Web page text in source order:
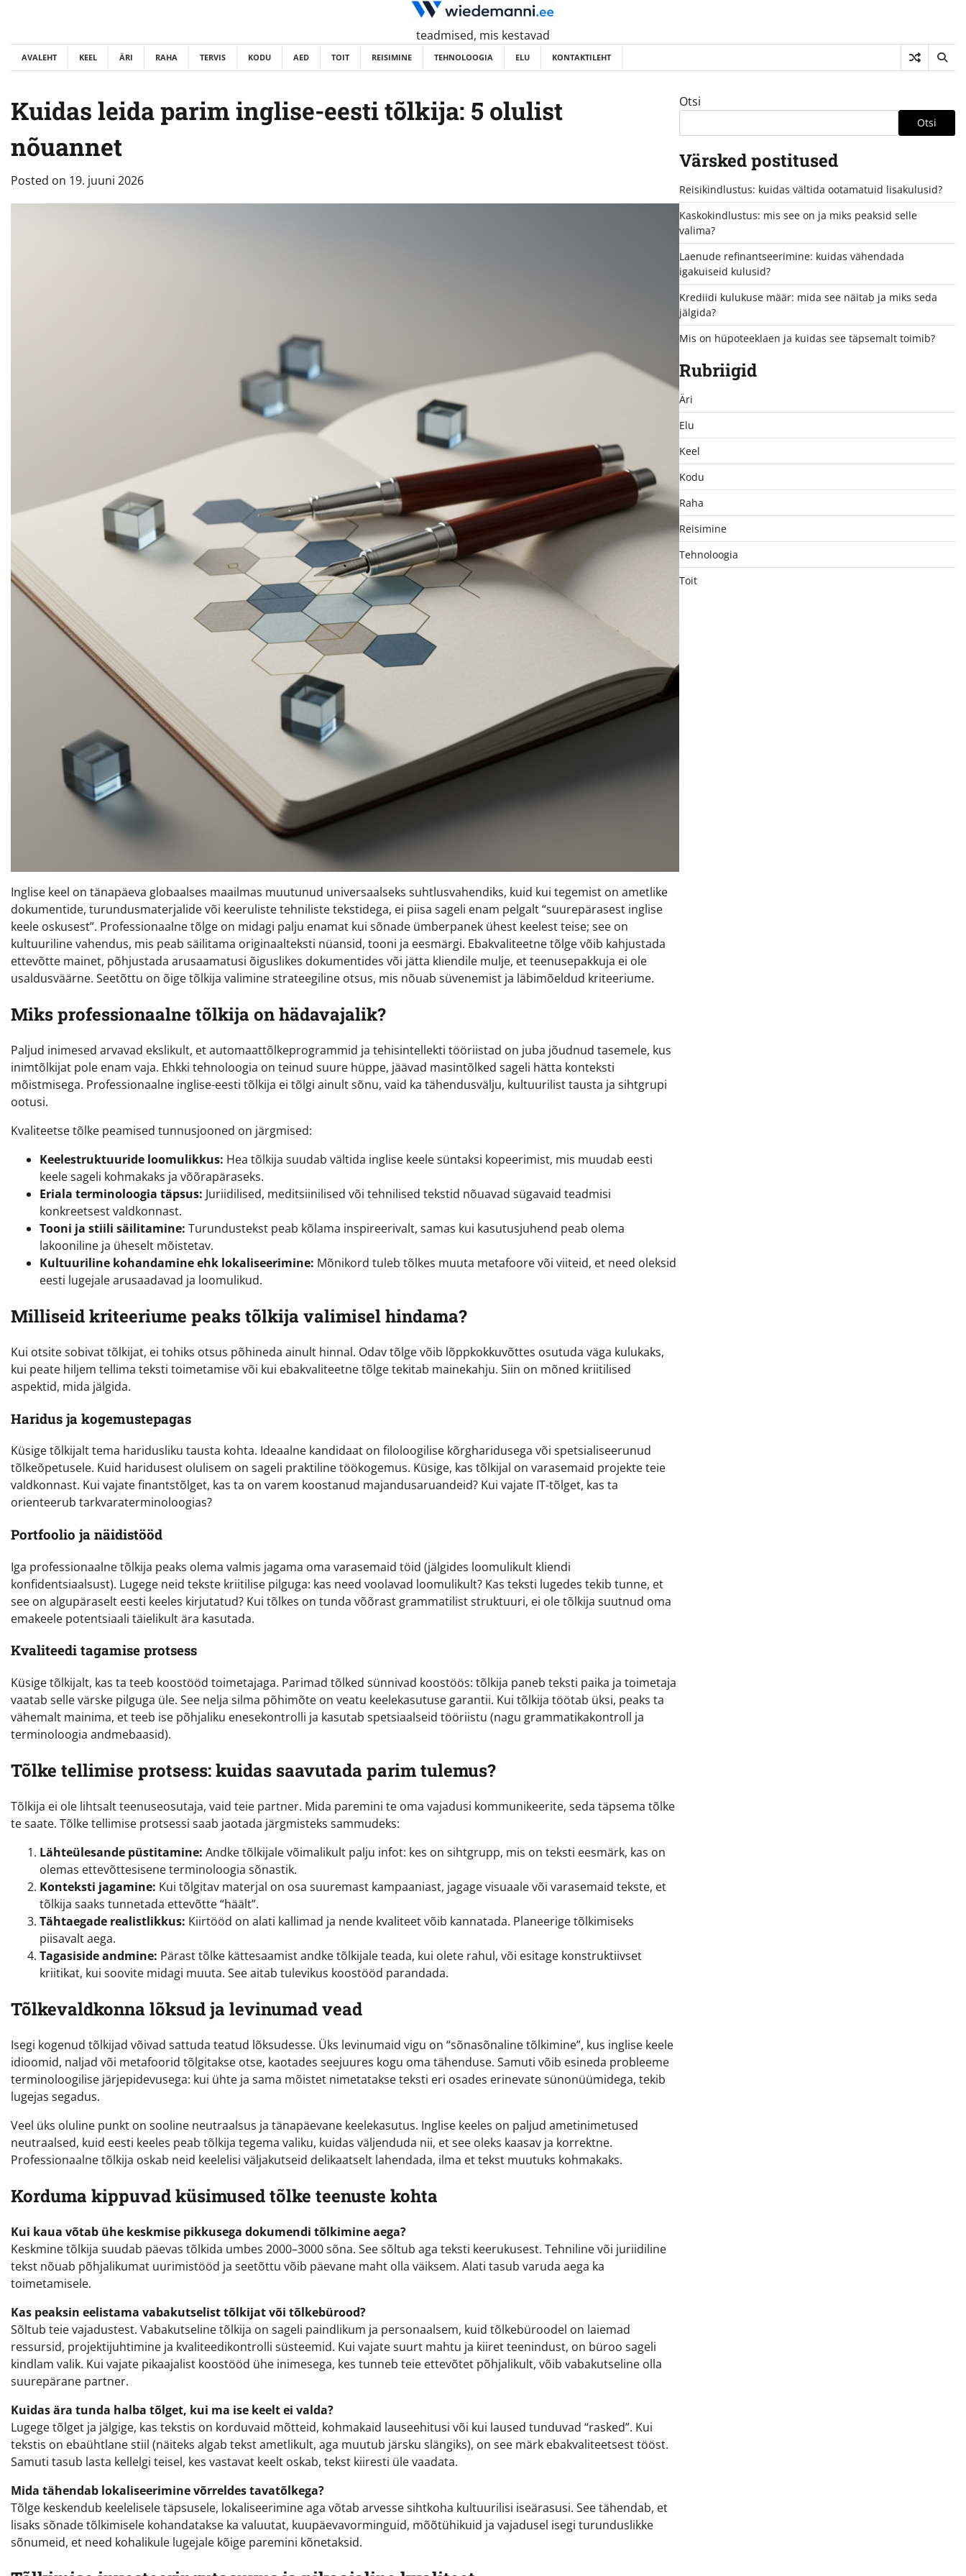
content
teadmised, mis kestavad
AVALEHT KEEL ÄRI RAHA TERVIS KODU AED TOIT REISIMINE TEHNOLOOGIA ELU KONTAKTILEHT
Kuidas leida parim inglise-eesti tõlkija: 5 olulist
nõuannet
Posted on 19. juuni 2026
Inglise keel on tänapäeva globaalses maailmas muutunud universaalseks suhtlusvahendiks, kuid kui tegemist on ametlike
dokumentide, turundusmaterjalide või keeruliste tehniliste tekstidega, ei piisa sageli enam pelgalt “suurepärasest inglise
keele oskusest”. Professionaalne tõlge on midagi palju enamat kui sõnade ümberpanek ühest keelest teise; see on
kultuuriline vahendus, mis peab säilitama originaalteksti nüansid, tooni ja eesmärgi. Ebakvaliteetne tõlge võib kahjustada
ettevõtte mainet, põhjustada arusaamatusi õiguslikes dokumentides või jätta kliendile mulje, et teenusepakkuja ei ole
usaldusväärne. Seetõttu on õige tõlkija valimine strateegiline otsus, mis nõuab süvenemist ja läbimõeldud kriteeriume.
Miks professionaalne tõlkija on hädavajalik?
Paljud inimesed arvavad ekslikult, et automaattõlkeprogrammid ja tehisintellekti tööriistad on juba jõudnud tasemele, kus
inimtõlkijat pole enam vaja. Ehkki tehnoloogia on teinud suure hüppe, jäävad masintõlked sageli hätta konteksti
mõistmisega. Professionaalne inglise-eesti tõlkija ei tõlgi ainult sõnu, vaid ka tähendusvälju, kultuurilist tausta ja sihtgrupi
ootusi.
Kvaliteetse tõlke peamised tunnusjooned on järgmised:
Keelestruktuuride loomulikkus: Hea tõlkija suudab vältida inglise keele süntaksi kopeerimist, mis muudab eesti
keele sageli kohmakaks ja võõrapäraseks.
Eriala terminoloogia täpsus: Juriidilised, meditsiinilised või tehnilised tekstid nõuavad sügavaid teadmisi
konkreetsest valdkonnast.
Tooni ja stiili säilitamine: Turundustekst peab kõlama inspireerivalt, samas kui kasutusjuhend peab olema
lakooniline ja üheselt mõistetav.
Kultuuriline kohandamine ehk lokaliseerimine: Mõnikord tuleb tõlkes muuta metafoore või viiteid, et need oleksid
eesti lugejale arusaadavad ja loomulikud.
Milliseid kriteeriume peaks tõlkija valimisel hindama?
Kui otsite sobivat tõlkijat, ei tohiks otsus põhineda ainult hinnal. Odav tõlge võib lõppkokkuvõttes osutuda väga kulukaks,
kui peate hiljem tellima teksti toimetamise või kui ebakvaliteetne tõlge tekitab mainekahju. Siin on mõned kriitilised
aspektid, mida jälgida.
Haridus ja kogemustepagas
Küsige tõlkijalt tema haridusliku tausta kohta. Ideaalne kandidaat on filoloogilise kõrgharidusega või spetsialiseerunud
tõlkeõpetusele. Kuid haridusest olulisem on sageli praktiline töökogemus. Küsige, kas tõlkijal on varasemaid projekte teie
valdkonnast. Kui vajate finantstõlget, kas ta on varem koostanud majandusaruandeid? Kui vajate IT-tõlget, kas ta
orienteerub tarkvaraterminoloogias?
Portfoolio ja näidistööd
Iga professionaalne tõlkija peaks olema valmis jagama oma varasemaid töid (jälgides loomulikult kliendi
konfidentsiaalsust). Lugege neid tekste kriitilise pilguga: kas need voolavad loomulikult? Kas teksti lugedes tekib tunne, et
see on algupäraselt eesti keeles kirjutatud? Kui tõlkes on tunda võõrast grammatilist struktuuri, ei ole tõlkija suutnud oma
emakeele potentsiaali täielikult ära kasutada.
Kvaliteedi tagamise protsess
Küsige tõlkijalt, kas ta teeb koostööd toimetajaga. Parimad tõlked sünnivad koostöös: tõlkija paneb teksti paika ja toimetaja
vaatab selle värske pilguga üle. See nelja silma põhimõte on veatu keelekasutuse garantii. Kui tõlkija töötab üksi, peaks ta
vähemalt mainima, et teeb ise põhjaliku enesekontrolli ja kasutab spetsiaalseid tööriistu (nagu grammatikakontroll ja
terminoloogia andmebaasid).
Tõlke tellimise protsess: kuidas saavutada parim tulemus?
Tõlkija ei ole lihtsalt teenuseosutaja, vaid teie partner. Mida paremini te oma vajadusi kommunikeerite, seda täpsema tõlke
te saate. Tõlke tellimise protsessi saab jaotada järgmisteks sammudeks:
Lähteülesande püstitamine: Andke tõlkijale võimalikult palju infot: kes on sihtgrupp, mis on teksti eesmärk, kas on
olemas ettevõttesisene terminoloogia sõnastik.
Konteksti jagamine: Kui tõlgitav materjal on osa suuremast kampaaniast, jagage visuaale või varasemaid tekste, et
tõlkija saaks tunnetada ettevõtte “häält”.
Tähtaegade realistlikkus: Kiirtööd on alati kallimad ja nende kvaliteet võib kannatada. Planeerige tõlkimiseks
piisavalt aega.
Tagasiside andmine: Pärast tõlke kättesaamist andke tõlkijale teada, kui olete rahul, või esitage konstruktiivset
kriitikat, kui soovite midagi muuta. See aitab tulevikus koostööd parandada.
Tõlkevaldkonna lõksud ja levinumad vead
Isegi kogenud tõlkijad võivad sattuda teatud lõksudesse. Üks levinumaid vigu on “sõnasõnaline tõlkimine”, kus inglise keele
idioomid, naljad või metafoorid tõlgitakse otse, kaotades seejuures kogu oma tähenduse. Samuti võib esineda probleeme
terminoloogilise järjepidevusega: kui ühte ja sama mõistet nimetatakse teksti eri osades erinevate sünonüümidega, tekib
lugejas segadus.
Veel üks oluline punkt on sooline neutraalsus ja tänapäevane keelekasutus. Inglise keeles on paljud ametinimetused
neutraalsed, kuid eesti keeles peab tõlkija tegema valiku, kuidas väljenduda nii, et see oleks kaasav ja korrektne.
Professionaalne tõlkija oskab neid keelelisi väljakutseid delikaatselt lahendada, ilma et tekst muutuks kohmakaks.
Korduma kippuvad küsimused tõlke teenuste kohta
Kui kaua võtab ühe keskmise pikkusega dokumendi tõlkimine aega?
Keskmine tõlkija suudab päevas tõlkida umbes 2000–3000 sõna. See sõltub aga teksti keerukusest. Tehniline või juriidiline
tekst nõuab põhjalikumat uurimistööd ja seetõttu võib päevane maht olla väiksem. Alati tasub varuda aega ka
toimetamisele.
Kas peaksin eelistama vabakutselist tõlkijat või tõlkebürood?
Sõltub teie vajadustest. Vabakutseline tõlkija on sageli paindlikum ja personaalsem, kuid tõlkebüroodel on laiemad
ressursid, projektijuhtimine ja kvaliteedikontrolli süsteemid. Kui vajate suurt mahtu ja kiiret teenindust, on büroo sageli
kindlam valik. Kui vajate pikaajalist koostööd ühe inimesega, kes tunneb teie ettevõtet põhjalikult, võib vabakutseline olla
suurepärane partner.
Kuidas ära tunda halba tõlget, kui ma ise keelt ei valda?
Lugege tõlget ja jälgige, kas tekstis on korduvaid mõtteid, kohmakaid lauseehitusi või kui laused tunduvad “rasked”. Kui
tekstis on ebaühtlane stiil (näiteks algab tekst ametlikult, aga muutub järsku slängiks), on see märk ebakvaliteetsest tööst.
Samuti tasub lasta kellelgi teisel, kes vastavat keelt oskab, tekst kiiresti üle vaadata.
Mida tähendab lokaliseerimine võrreldes tavatõlkega?
Tõlge keskendub keelelisele täpsusele, lokaliseerimine aga võtab arvesse sihtkoha kultuurilisi iseärasusi. See tähendab, et
lisaks sõnade tõlkimisele kohandatakse ka valuutat, kuupäevavorminguid, mõõtühikuid ja vajadusel isegi turunduslikke
sõnumeid, et need kohalikule lugejale kõige paremini kõnetaksid.
Otsi
Otsi
Värsked postitused
Reisikindlustus: kuidas vältida ootamatuid lisakulusid?
Kaskokindlustus: mis see on ja miks peaksid selle
valima?
Laenude refinantseerimine: kuidas vähendada
igakuiseid kulusid?
Krediidi kulukuse määr: mida see näitab ja miks seda
jälgida?
Mis on hüpoteeklaen ja kuidas see täpsemalt toimib?
Rubriigid
Äri
Elu
Keel
Kodu
Raha
Reisimine
Tehnoloogia
Toit